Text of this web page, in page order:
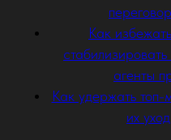
Как
агенты
Как удержать топ-
их